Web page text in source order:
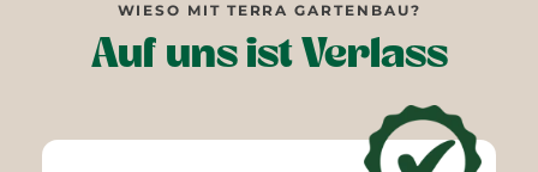
WIESO MIT TERRA GARTENBAU?
Auf uns ist Verlass